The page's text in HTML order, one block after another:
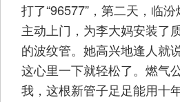
打了“96577”，第二天，临
主动上门，为李大妈安装了
的波纹管。她高兴地逢人就
这心里一下就轻松了。燃气
我，这根新管子足足能用十